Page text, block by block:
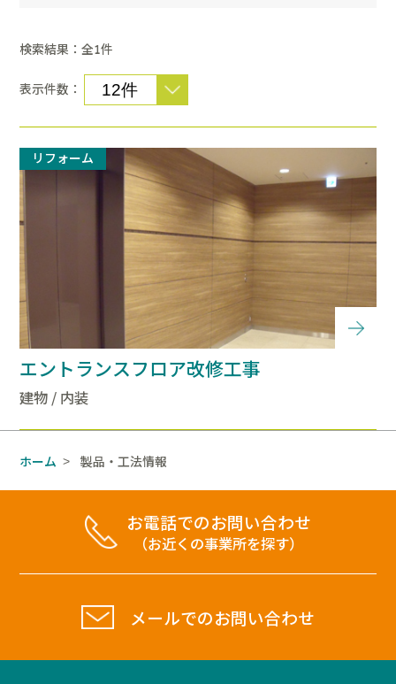
検索結果：全1件
表示件数：
リフォーム
エントランスフロア改修工事
建物 / 内装
ホーム > 製品・工法情報
お電話でのお問い合わせ
（お近くの事業所を探す）
メールでのお問い合わせ